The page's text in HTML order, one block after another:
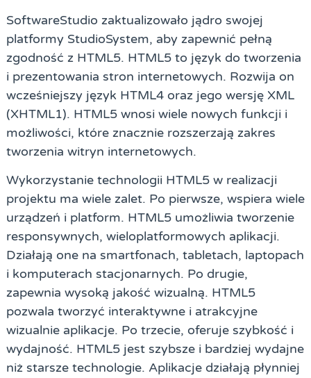
SoftwareStudio zaktualizowało jądro swojej
platformy StudioSystem, aby zapewnić pełną
zgodność z HTML5. HTML5 to język do tworzenia
i prezentowania stron internetowych. Rozwija on
wcześniejszy język HTML4 oraz jego wersję XML
(XHTML1). HTML5 wnosi wiele nowych funkcji i
możliwości, które znacznie rozszerzają zakres
tworzenia witryn internetowych.
Wykorzystanie technologii HTML5 w realizacji
projektu ma wiele zalet. Po pierwsze, wspiera wiele
urządzeń i platform. HTML5 umożliwia tworzenie
responsywnych, wieloplatformowych aplikacji.
Działają one na smartfonach, tabletach, laptopach
i komputerach stacjonarnych. Po drugie,
zapewnia wysoką jakość wizualną. HTML5
pozwala tworzyć interaktywne i atrakcyjne
wizualnie aplikacje. Po trzecie, oferuje szybkość i
wydajność. HTML5 jest szybsze i bardziej wydajne
niż starsze technologie. Aplikacje działają płynniej